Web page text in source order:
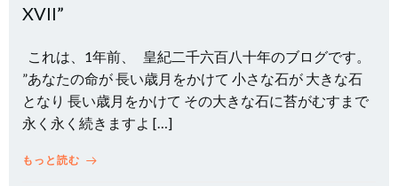
XVII”
これは、1年前、 皇紀二千六百八十年のブログです。
”あなたの命が 長い歳月をかけて 小さな石が 大きな石
となり 長い歳月をかけて その大きな石に苔がむすまで
永く永く続きますよ […]
もっと読む